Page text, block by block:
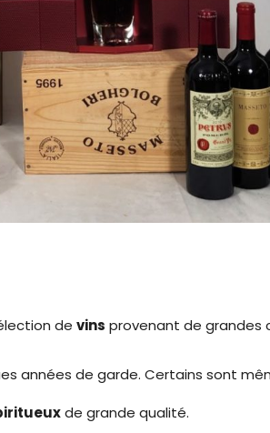
de vins provenant de grandes
années de garde. Certains sont
de grande qualité.